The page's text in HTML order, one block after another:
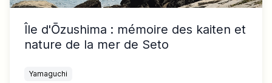
Île d'Ōzushima : mémoire des kaiten et
nature de la mer de Seto
Yamaguchi